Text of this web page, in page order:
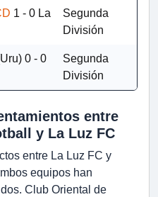
1 - 0 La
Segunda
División
0 - 0
Segunda
División
entre
y La Luz FC
entre La Luz FC y
equipos han
Club Oriental de